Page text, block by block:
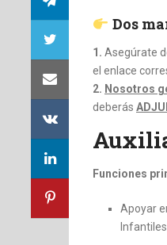
Dos
1. Asegúrate
el enlace
2. Nosotros
deberás
Funciones
Apoyar